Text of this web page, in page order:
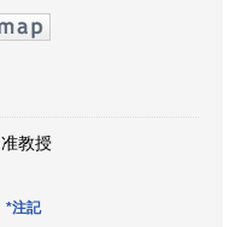
教授
*注記